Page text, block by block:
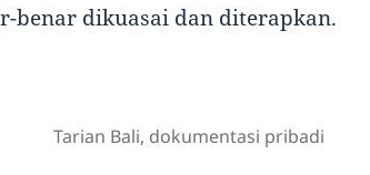
benar dikuasai dan diterapkan.
Tarian Bali, dokumentasi pribadi